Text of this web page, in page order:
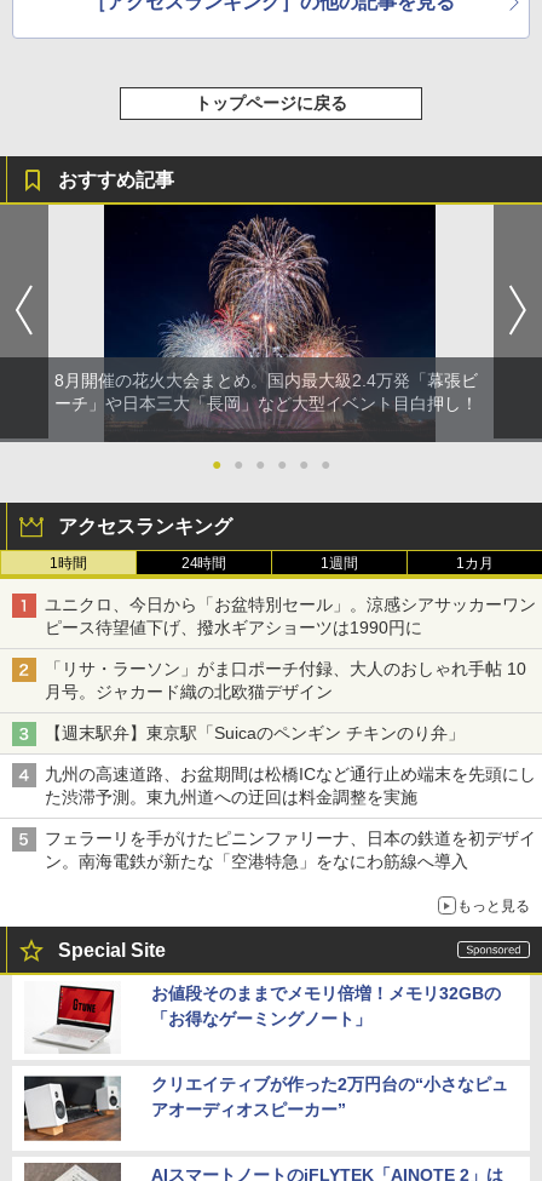
トップページに戻る
おすすめ記事
8月開催の花火大会まとめ。国内最大級2.4万発「幕張ビ
ーチ」や日本三大「長岡」など大型イベント目白押し！
● ● ● ● ● ●
アクセスランキング
1時間 24時間 1週間 1カ月
ユニクロ、今日から「お盆特別セール」。涼感シアサッカーワン
ピース待望値下げ、撥水ギアショーツは1990円に
「リサ・ラーソン」がま口ポーチ付録、大人のおしゃれ手帖 10
月号。ジャカード織の北欧猫デザイン
【週末駅弁】東京駅「Suicaのペンギン チキンのり弁」
九州の高速道路、お盆期間は松橋ICなど通行止め端末を先頭にし
た渋滞予測。東九州道への迂回は料金調整を実施
フェラーリを手がけたピニンファリーナ、日本の鉄道を初デザイ
ン。南海電鉄が新たな「空港特急」をなにわ筋線へ導入
もっと見る
Special Site
お値段そのままでメモリ倍増！メモリ32GBの
「お得なゲーミングノート」
クリエイティブが作った2万円台の“小さなピュ
アオーディオスピーカー”
AIスマートノートのiFLYTEK「AINOTE 2」は